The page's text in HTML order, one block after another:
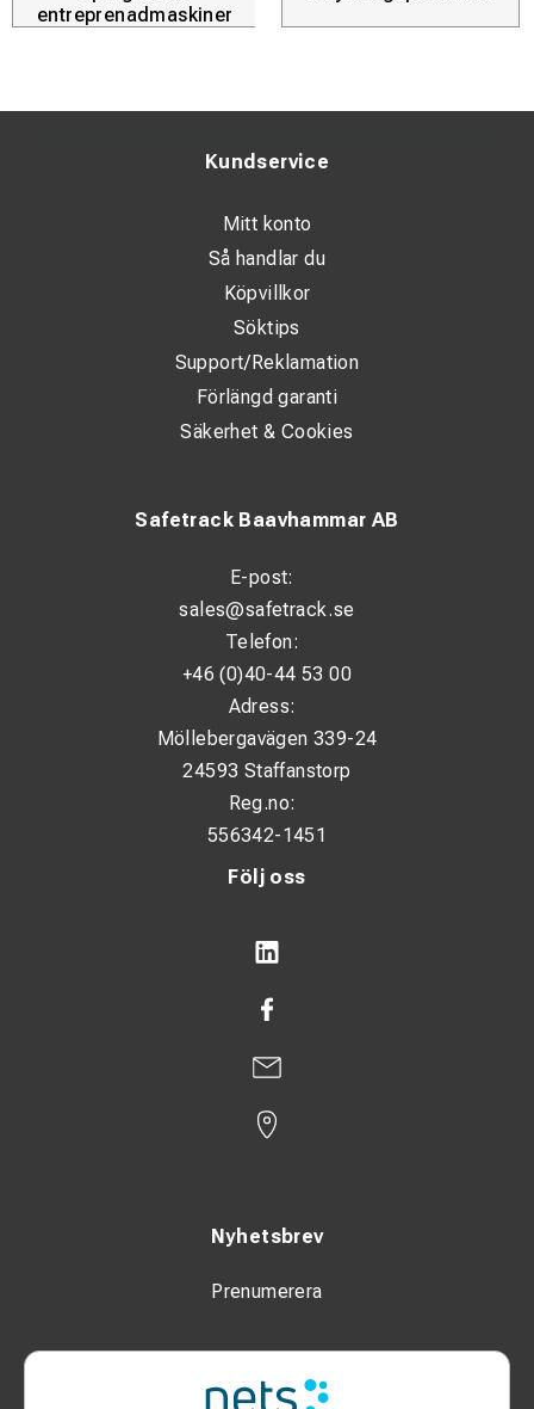
entreprenadmaskiner
Följ oss
Nyhetsbrev
Prenumerera
Safetrack Baavhammar AB
E-post:
sales@safetrack.se
Telefon:
+46 (0)40-44 53 00
Adress:
Möllebergavägen 339-24
24593 Staffanstorp
Reg.no:
556342-1451
Kundservice
Mitt konto
Så handlar du
Köpvillkor
Söktips
Support/Reklamation
Förlängd garanti
Säkerhet & Cookies